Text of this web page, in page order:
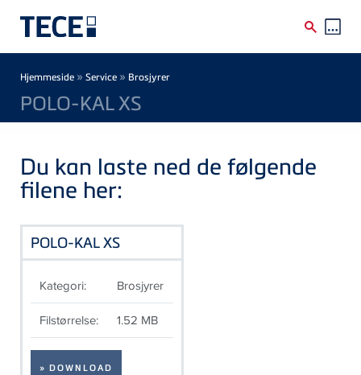
Breadcrumb
Hjemmeside » Service » Brosjyrer
POLO-KAL XS
Du kan laste ned de følgende
filene her:
POLO-KAL XS
Kategori: Brosjyrer
Filstørrelse: 1.52 MB
» DOWNLOAD